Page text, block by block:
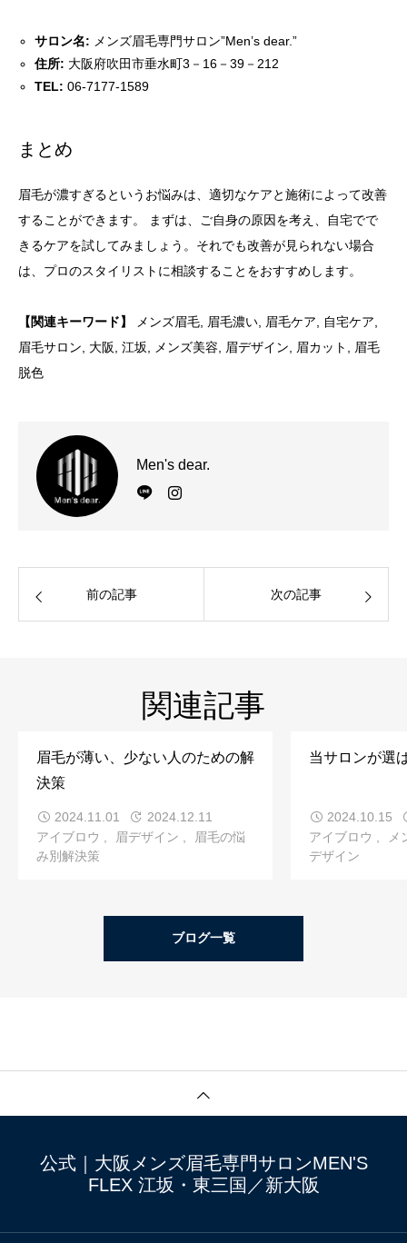
サロン名: メンズ眉毛専門サロン”Men’s dear.”
住所: 大阪府吹田市垂水町3－16－39－212
TEL: 06-7177-1589
まとめ
眉毛が濃すぎるというお悩みは、適切なケアと施術によって改善
することができます。 まずは、ご自身の原因を考え、自宅でで
きるケアを試してみましょう。それでも改善が見られない場合
は、プロのスタイリストに相談することをおすすめします。
【関連キーワード】
メンズ眉毛, 眉毛濃い, 眉毛ケア, 自宅ケア,
眉毛サロン, 大阪, 江坂, メンズ美容, 眉デザイン, 眉カット, 眉毛
脱色
Men's dear.
前の記事 次の記事
関連記事
眉毛が薄い、少ない人のための解
決策
2024.11.01
2024.12.11
アイブロウ
眉デザイン
眉毛の悩
み別解決策
当サロンが選
2024.10.15
アイブロウ
メ
デザイン
ブログ一覧
公式｜大阪メンズ眉毛専門サロンMEN'S
FLEX 江坂・東三国／新大阪